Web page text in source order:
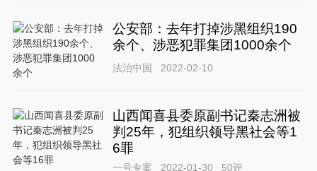
公安部：去年打掉涉黑组织190
余个、涉恶犯罪集团1000余个
法治中国 2022-02-10
山西闻喜县委原副书记秦志洲被
判25年，犯组织领导黑社会等1
6罪
一号专案 2022-01-30 50评